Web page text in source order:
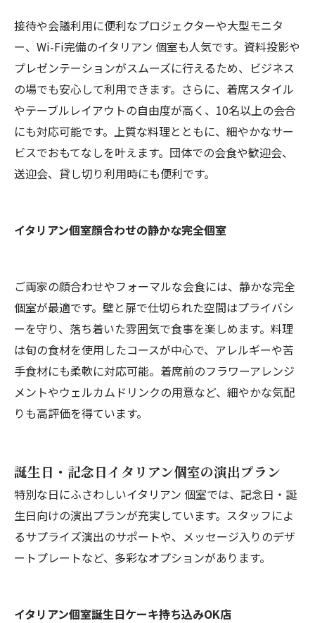
接待や会議利用に便利なプロジェクターや大型モニタ
ー、Wi-Fi完備のイタリアン 個室も人気です。資料投影や
プレゼンテーションがスムーズに行えるため、ビジネス
の場でも安心して利用できます。さらに、着席スタイル
やテーブルレイアウトの自由度が高く、10名以上の会合
にも対応可能です。上質な料理とともに、細やかなサー
ビスでおもてなしを叶えます。団体での会食や歓迎会、
送迎会、貸し切り利用時にも便利です。
イタリアン個室顔合わせの静かな完全個室
ご両家の顔合わせやフォーマルな会食には、静かな完全
個室が最適です。壁と扉で仕切られた空間はプライバシ
ーを守り、落ち着いた雰囲気で食事を楽しめます。料理
は旬の食材を使用したコースが中心で、アレルギーや苦
手食材にも柔軟に対応可能。着席前のフラワーアレンジ
メントやウェルカムドリンクの用意など、細やかな気配
りも高評価を得ています。
誕生日・記念日イタリアン個室の演出プラン
特別な日にふさわしいイタリアン 個室では、記念日・誕
生日向けの演出プランが充実しています。スタッフによ
るサプライズ演出のサポートや、メッセージ入りのデザ
ートプレートなど、多彩なオプションがあります。
イタリアン個室誕生日ケーキ持ち込みOK店